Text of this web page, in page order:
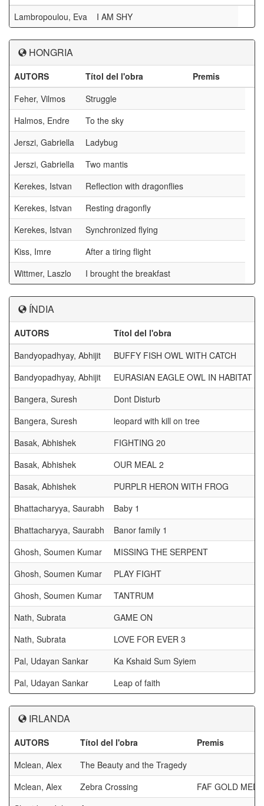
Lambropoulou, Eva I AM SHY
HONGRIA
AUTORS Títol del l'obra
Premis
Feher, Vilmos
Struggle
Halmos, Endre
To the sky
Jerszi, Gabriella
Ladybug
Jerszi, Gabriella
Two mantis
Kerekes, Istvan
Reflection with dragonflies
Kerekes, Istvan
Resting dragonfly
Kerekes, Istvan
Synchronized flying
Kiss, Imre
After a tiring flight
Wittmer, Laszlo
I brought the breakfast
ÍNDIA
AUTORS
Títol del l'obra
Bandyopadhyay, Abhijit
BUFFY FISH OWL WITH CATCH
Bandyopadhyay, Abhijit
EURASIAN EAGLE OWL IN HABITAT
Bangera, Suresh
Dont Disturb
Bangera, Suresh
leopard with kill on tree
Basak, Abhishek
FIGHTING 20
Basak, Abhishek
OUR MEAL 2
Basak, Abhishek
PURPLR HERON WITH FROG
Bhattacharyya, Saurabh
Baby 1
Bhattacharyya, Saurabh
Banor family 1
Ghosh, Soumen Kumar
MISSING THE SERPENT
Ghosh, Soumen Kumar
PLAY FIGHT
Ghosh, Soumen Kumar
TANTRUM
Nath, Subrata
GAME ON
Nath, Subrata
LOVE FOR EVER 3
Pal, Udayan Sankar
Ka Kshaid Sum Syiem
Pal, Udayan Sankar
Leap of faith
IRLANDA
AUTORS Títol del l'obra
Premis
Mclean, Alex
The Beauty and the Tragedy
Mclean, Alex
Zebra Crossing
FAF GOLD